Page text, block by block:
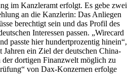
im Kanzleramt erfolgt. Es gebe zwei
an die Kanzlerin: Das Anliegen
berechtigt sein und das Profil des
Interessen passen. „Wirecard
passte hier hundertprozentig hinein“,
Jahren ein Ziel der deutschen China-
dortigen Finanzwelt möglich zu
von Dax-Konzernen erfolge